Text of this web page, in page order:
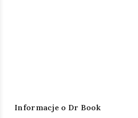
Informacje o Dr Book